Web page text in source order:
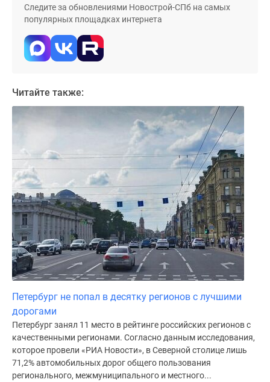
поселки
Коттеджные
поселки
Коттеджные
поселки
ипотеку
Бизнес-
центры
Коттеджи
Траншевая
ипотека
Скидки
акции
Макс
Рассрочка
Следите за обновлениями Новострой-СПб на самых
популярных площадках интернета
Читайте также:
Петербург не попал в десятку регионов с лучшими
дорогами
Петербург занял 11 место в рейтинге российских регионов с
качественными регионами. Согласно данным исследования,
которое провели «РИА Новости», в Северной столице лишь
71,2% автомобильных дорог общего пользования
регионального, межмуниципального и местного...